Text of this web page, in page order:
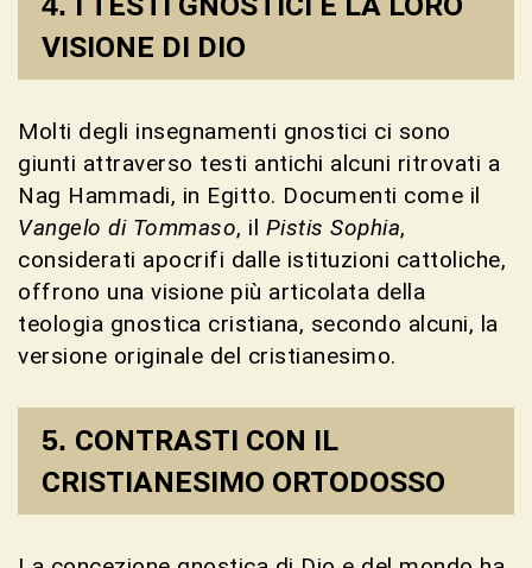
VISIONE DI DIO
Molti degli insegnamenti gnostici ci sono
giunti attraverso testi antichi alcuni ritrovati a
Nag Hammadi, in Egitto. Documenti come il
Vangelo di Tommaso, il Pistis Sophia,
considerati apocrifi dalle istituzioni cattoliche,
offrono una visione più articolata della
teologia gnostica cristiana, secondo alcuni, la
versione originale del cristianesimo.
CONTRASTI CON IL
CRISTIANESIMO ORTODOSSO